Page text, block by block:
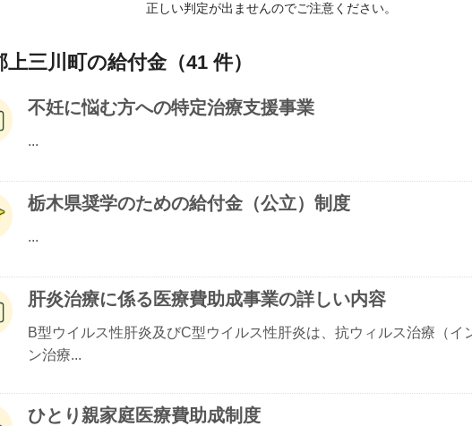
正しい判定が出ませんのでご注意ください。
上三川町の給付金（41 件）
不妊に悩む方への特定治療支援事業
...
栃木県奨学のための給付金（公立）制度
...
肝炎治療に係る医療費助成事業の詳しい内容
B型ウイルス性肝炎及びC型ウイルス性肝炎は、抗ウィルス治療（イ
ン治療...
ひとり親家庭医療費助成制度